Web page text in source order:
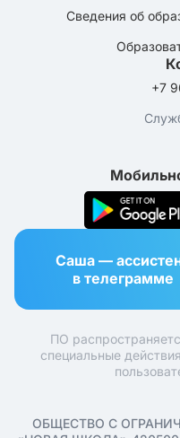
Сведения об
+7
Саша —
в телеграмме
ПО
специальные
ОБЩЕСТВО С